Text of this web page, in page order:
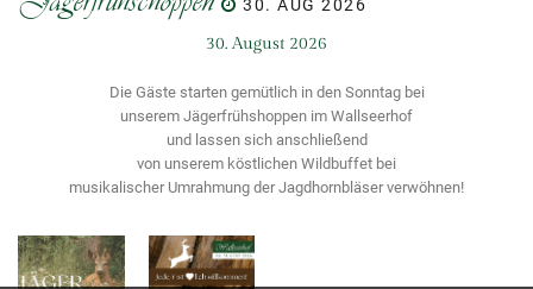
30. AUG 2026
30. August 2026
Die Gäste starten gemütlich in den Sonntag bei
unserem Jägerfrühshoppen im Wallseerhof
und lassen sich anschließend
von unserem köstlichen Wildbuffet bei
musikalischer Umrahmung der Jagdhornbläser verwöhnen!